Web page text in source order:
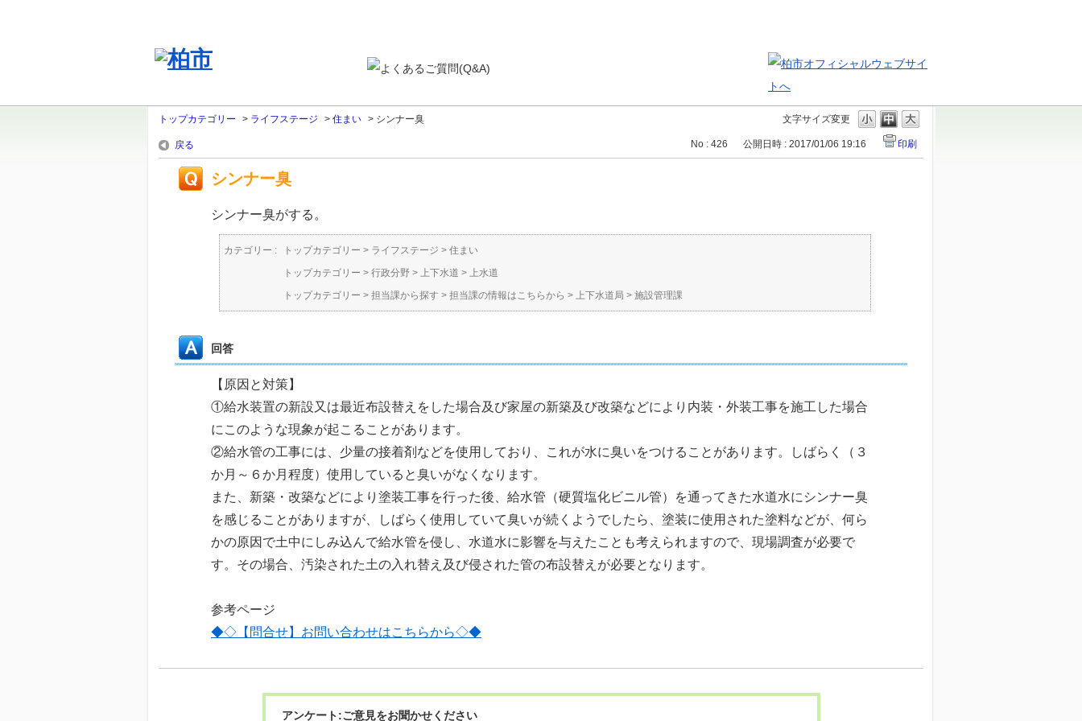
文字サイズ変更
トップカテゴリー > ライフステージ > 住まい > シンナー臭
戻る No : 426 公開日時 : 2017/01/06 19:16 印刷
シンナー臭
シンナー臭がする。
カテゴリー : トップカテゴリー > ライフステージ > 住まい
トップカテゴリー > 行政分野 > 上下水道 > 上水道
トップカテゴリー > 担当課から探す > 担当課の情報はこちらから > 上下水道局 > 施設管理課
回答
【原因と対策】
①給水装置の新設又は最近布設替えをした場合及び家屋の新築及び改築などにより内装・外装工事を施工した場合
にこのような現象が起こることがあります。
②給水管の工事には、少量の接着剤などを使用しており、これが水に臭いをつけることがあります。しばらく（３
か月～６か月程度）使用していると臭いがなくなります。
また、新築・改築などにより塗装工事を行った後、給水管（硬質塩化ビニル管）を通ってきた水道水にシンナー臭
を感じることがありますが、しばらく使用していて臭いが続くようでしたら、塗装に使用された塗料などが、何ら
かの原因で土中にしみ込んで給水管を侵し、水道水に影響を与えたことも考えられますので、現場調査が必要で
す。その場合、汚染された土の入れ替え及び侵された管の布設替えが必要となります。
参考ページ
◆◇【問合せ】お問い合わせはこちらから◇◆
アンケート:ご意見をお聞かせください